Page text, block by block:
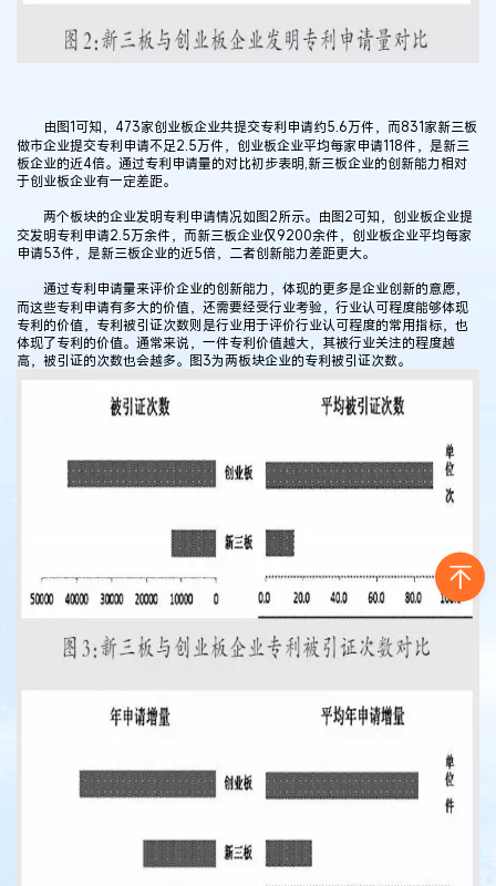
由图1可知，473家创业板企业共提交专利申请约5.6万件，而831家新三板
做市企业提交专利申请不足2.5万件，创业板企业平均每家申请118件，是新三
板企业的近4倍。通过专利申请量的对比初步表明,新三板企业的创新能力相对
于创业板企业有一定差距。
两个板块的企业发明专利申请情况如图2所示。由图2可知，创业板企业提
交发明专利申请2.5万余件，而新三板企业仅9200余件，创业板企业平均每家
申请53件，是新三板企业的近5倍，二者创新能力差距更大。
通过专利申请量来评价企业的创新能力，体现的更多是企业创新的意愿，
而这些专利申请有多大的价值，还需要经受行业考验，行业认可程度能够体现
专利的价值，专利被引证次数则是行业用于评价行业认可程度的常用指标，也
体现了专利的价值。通常来说，一件专利价值越大，其被行业关注的程度越
高，被引证的次数也会越多。图3为两板块企业的专利被引证次数。